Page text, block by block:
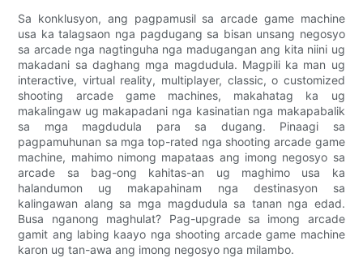
Sa konklusyon, ang pagpamusil sa arcade game machine
usa ka talagsaon nga pagdugang sa bisan unsang negosyo
sa arcade nga nagtinguha nga madugangan ang kita niini ug
makadani sa daghang mga magdudula. Magpili ka man ug
interactive, virtual reality, multiplayer, classic, o customized
shooting arcade game machines, makahatag ka ug
makalingaw ug makapadani nga kasinatian nga makapabalik
sa mga magdudula para sa dugang. Pinaagi sa
pagpamuhunan sa mga top-rated nga shooting arcade game
machine, mahimo nimong mapataas ang imong negosyo sa
arcade sa bag-ong kahitas-an ug maghimo usa ka
halandumon ug makapahinam nga destinasyon sa
kalingawan alang sa mga magdudula sa tanan nga edad.
Busa nganong maghulat? Pag-upgrade sa imong arcade
gamit ang labing kaayo nga shooting arcade game machine
karon ug tan-awa ang imong negosyo nga milambo.